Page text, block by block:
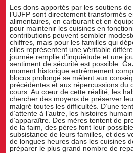
Les dons apportés par les soutiens
l’UJFP sont directement transformés
alimentaires, en carburant et en
pour maintenir les cuisines en
contributions peuvent sembler
chiffres, mais pour les familles qui
elles représentent une véritable
journée remplie d’inquiétude et une
sentiment de sécurité est possible.
moment historique extrêmement
blocus prolongé se mêlent aux
précédentes et aux répercussions du
cours. Au cœur de cette réalité, les
chercher des moyens de préserver
malgré toutes les difficultés. D’une
d’attente à l’autre, les histoires
d’apparaître. Des mères tentent de
de la faim, des pères font leur
subsistance de leurs familles, et des
de longues heures dans les cuisines
préparer le plus grand nombre de